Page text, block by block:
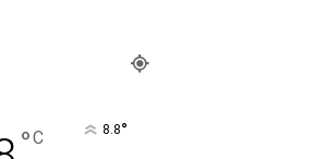
°C 8.8°